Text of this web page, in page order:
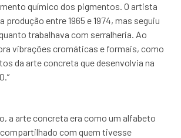
químico dos pigmentos. O artista
produção entre 1965 e 1974, mas seguiu
trabalhava com serralheria. Ao
vibrações cromáticas e formais, como
da arte concreta que desenvolvia na
a arte concreta era como um alfabeto
com quem tivesse